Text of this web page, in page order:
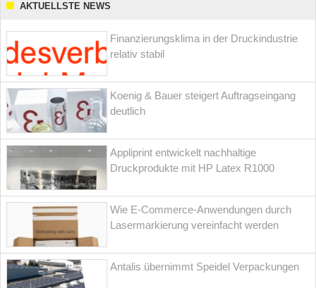
AKTUELLSTE NEWS
Finanzierungsklima in der Druckindustrie
relativ stabil
Koenig & Bauer steigert Auftragseingang
deutlich
Appliprint entwickelt nachhaltige
Druckprodukte mit HP Latex R1000
Wie E-Commerce-Anwendungen durch
Lasermarkierung vereinfacht werden
Antalis übernimmt Speidel Verpackungen